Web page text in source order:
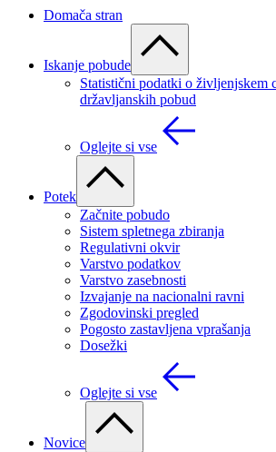
Domača stran
Iskanje pobude
Statistični podatki o življenjskem
državljanskih pobud
Oglejte si vse
Potek
Začnite pobudo
Sistem spletnega zbiranja
Regulativni okvir
Varstvo podatkov
Varstvo zasebnosti
Izvajanje na nacionalni ravni
Zgodovinski pregled
Pogosto zastavljena vprašanja
Dosežki
Oglejte si vse
Novice